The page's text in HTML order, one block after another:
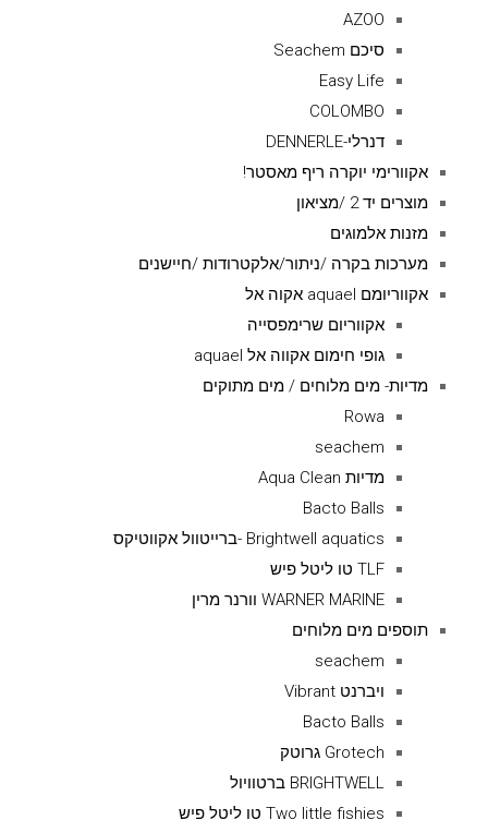
AZOO
סיכם Seachem
Easy Life
COLOMBO
דנרלי-DENNERLE
אקוורימי יוקרה ריף מאסטר!
מוצרים יד 2 /מציאון
מזנות אלמוגים
מערכות בקרה /ניתור/אלקטרודות /חיישנים
אקווריומם aquael אקוה אל
אקווריום שרימפסייה
גופי חימום אקווה אל aquael
מדיות- מים מלוחים / מים מתוקים
Rowa
seachem
מדיות Aqua Clean
Bacto Balls
Brightwell aquatics -ברייטוול אקווטיקס
TLF טו ליטל פיש
WARNER MARINE וורנר מרין
תוספים מים מלוחים
seachem
ויברנט Vibrant
Bacto Balls
Grotech גרוטק
BRIGHTWELL ברטוויול
Two little fishies טו ליטל פיש